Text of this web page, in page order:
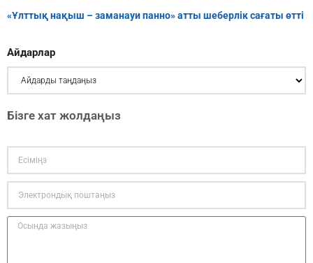
«Ұлттық нақыш – заманауи панно» атты шеберлік сағаты өтті
Айдарлар
Бізге хат жолдаңыз